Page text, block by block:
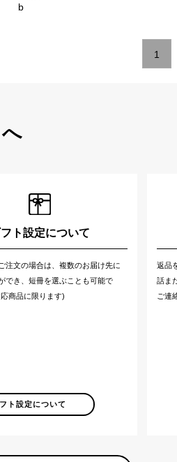
b
1
ト設定について
注文の場合は、複数のお届け先に
でき、短冊を選ぶことも可能で
商品に限ります)
ト設定について
返品
話ま
ご連